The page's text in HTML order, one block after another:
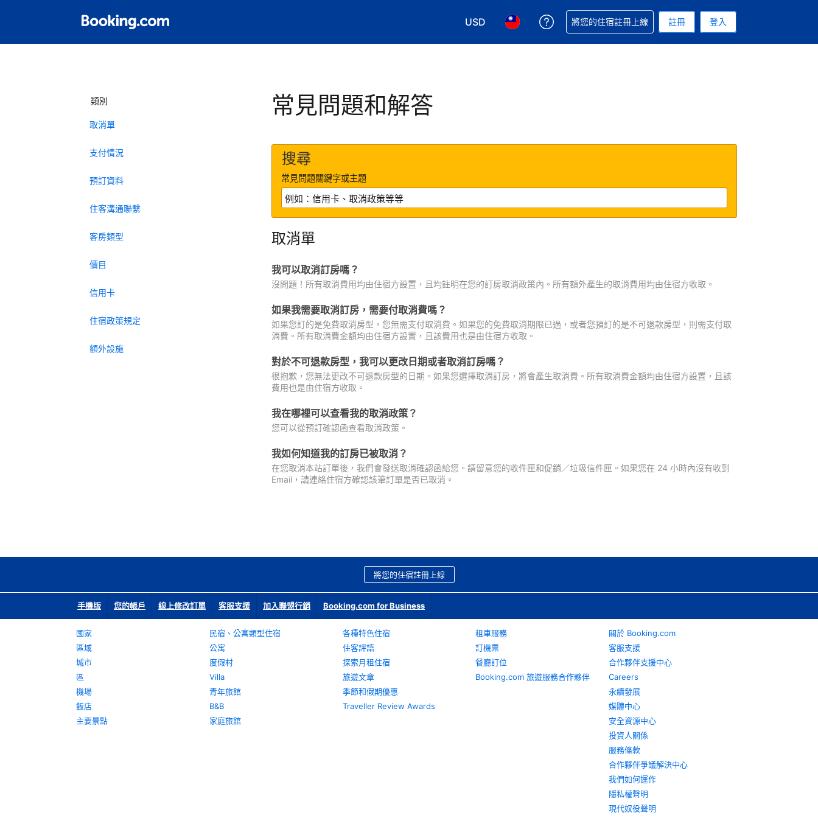
USD
選擇您使用的幣別. 您現在所使用的幣別為美元
選擇您使用的語言. 您目前所選的語言是繁體中文
取得訂單相關協助
將您的住宿註冊上線 註冊 登入
類別
取消單
支付情況
預訂資料
住客溝通聯繫
客房類型
價目
信用卡
住宿政策規定
額外設施
常見問題和解答
搜尋
常見問題關鍵字或主題
取消單
我可以取消訂房嗎？
沒問題！所有取消費用均由住宿方設置，且均註明在您的訂房取消政策內。所有額外產生的取消費用均由住宿方收取。
如果我需要取消訂房，需要付取消費嗎？
如果您訂的是免費取消房型，您無需支付取消費。如果您的免費取消期限已過，或者您預訂的是不可退款房型，則需支付取
消費。所有取消費金額均由住宿方設置，且該費用也是由住宿方收取。
對於不可退款房型，我可以更改日期或者取消訂房嗎？
很抱歉，您無法更改不可退款房型的日期。如果您選擇取消訂房，將會產生取消費。所有取消費金額均由住宿方設置，且該
費用也是由住宿方收取。
我在哪裡可以查看我的取消政策？
您可以從預訂確認函查看取消政策。
我如何知道我的訂房已被取消？
在您取消本站訂單後，我們會發送取消確認函給您。請留意您的收件匣和促銷／垃圾信件匣。如果您在 24 小時內沒有收到
Email，請連絡住宿方確認該筆訂單是否已取消。
將您的住宿註冊上線
手機版 您的帳戶 線上修改訂單 客服支援 加入聯盟行銷 Booking.com for Business
國家
區域
城市
區
機場
飯店
主要景點
民宿、公寓類型住宿
公寓
度假村
Villa
青年旅館
B&B
家庭旅館
各種特色住宿
住客評語
探索月租住宿
旅遊文章
季節和假期優惠
Traveller Review Awards
租車服務
訂機票
餐廳訂位
Booking.com 旅遊服務合作夥伴
關於 Booking.com
客服支援
合作夥伴支援中心
Careers
永續發展
媒體中心
安全資源中心
投資人關係
服務條款
合作夥伴爭議解決中心
我們如何運作
隱私權聲明
現代奴役聲明